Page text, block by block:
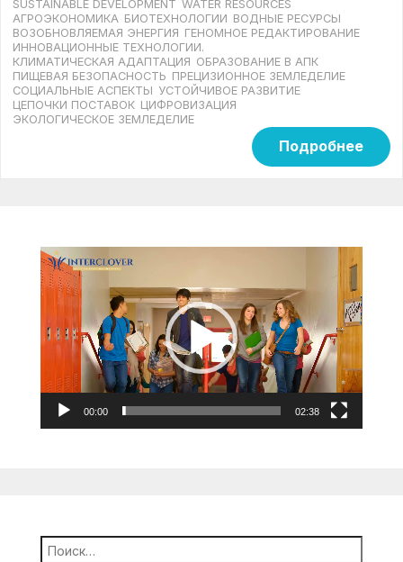
SUSTAINABLE DEVELOPMENT WATER RESOURCES
АГРОЭКОНОМИКА БИОТЕХНОЛОГИИ ВОДНЫЕ РЕСУРСЫ
ВОЗОБНОВЛЯЕМАЯ ЭНЕРГИЯ ГЕНОМНОЕ РЕДАКТИРОВАНИЕ
ИННОВАЦИОННЫЕ ТЕХНОЛОГИИ.
КЛИМАТИЧЕСКАЯ АДАПТАЦИЯ ОБРАЗОВАНИЕ В АПК
ПИЩЕВАЯ БЕЗОПАСНОСТЬ ПРЕЦИЗИОННОЕ ЗЕМЛЕДЕЛИЕ
СОЦИАЛЬНЫЕ АСПЕКТЫ УСТОЙЧИВОЕ РАЗВИТИЕ
ЦЕПОЧКИ ПОСТАВОК ЦИФРОВИЗАЦИЯ
ЭКОЛОГИЧЕСКОЕ ЗЕМЛЕДЕЛИЕ
Подробнее
Видеоплеер
00:00 02:38
Найти: